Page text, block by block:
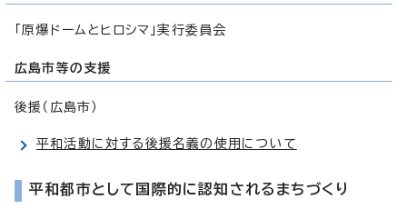
「原爆ドームとヒロシマ」実行委員会
広島市等の支援
後援（広島市）
平和活動に対する後援名義の使用について
平和都市として国際的に認知されるまちづくり